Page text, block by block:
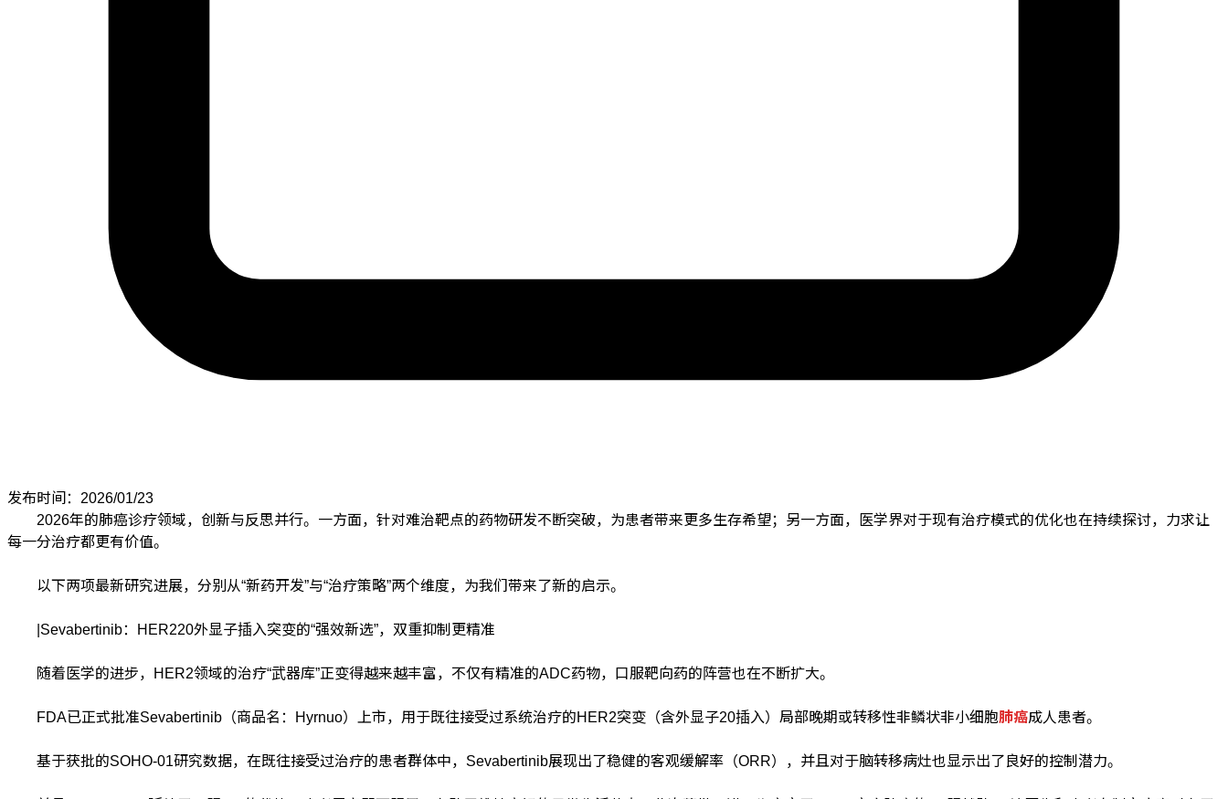
发布时间：2026/01/23
2026年的肺癌诊疗领域，创新与反思并行。一方面，针对难治靶点的药物研发不断突破，为患者带来更多生存希望；另一方面，医学界对于现有治疗模式的优化也在持续探讨，力求让
每一分治疗都更有价值。
以下两项最新研究进展，分别从“新药开发”与“治疗策略”两个维度，为我们带来了新的启示。
|Sevabertinib：HER220外显子插入突变的“强效新选”，双重抑制更精准
随着医学的进步，HER2领域的治疗“武器库”正变得越来越丰富，不仅有精准的ADC药物，口服靶向药的阵营也在不断扩大。
FDA已正式批准Sevabertinib（商品名：Hyrnuo）上市，用于既往接受过系统治疗的HER2突变（含外显子20插入）局部晚期或转移性非鳞状非小细胞肺癌成人患者。
基于获批的SOHO-01研究数据，在既往接受过治疗的患者群体中，Sevabertinib展现出了稳健的客观缓解率（ORR），并且对于脑转移病灶也显示出了良好的控制潜力。